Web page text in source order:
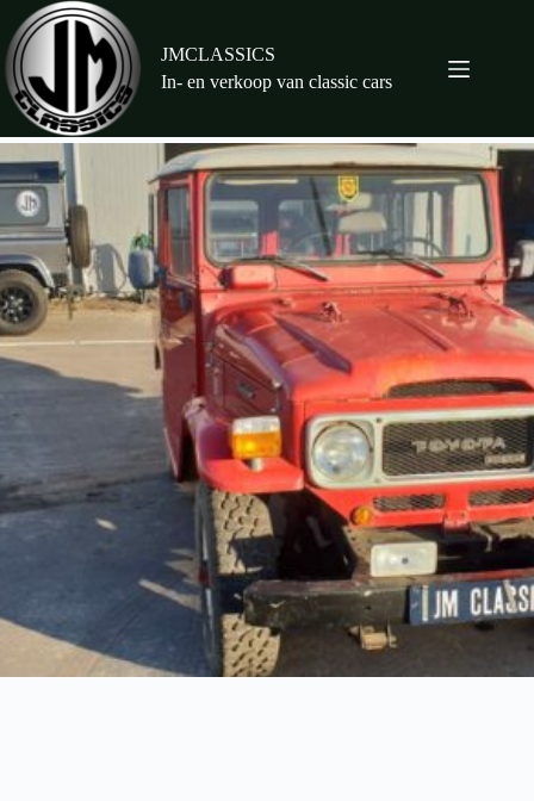
naar
de
inhoud
JMCLASSICS
In- en verkoop van classic cars